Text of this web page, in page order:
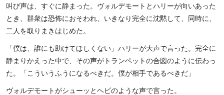
叫び声は、すぐに静まった。ヴォルデモートとハリーが向いあった
とき、群衆は恐怖におそわれ、いきなり完全に沈黙して、同時に、
二人を取りまきはじめた。
「僕は、誰にも助けてほしくない」ハリーが大声で言った。完全に
静まりかえった中で、その声がトランペットの合図のように伝わっ
た。「こういうふうになるべきだ。僕が相手であるべきだ」
ヴォルデモートがシューッとヘビのような声で言った。